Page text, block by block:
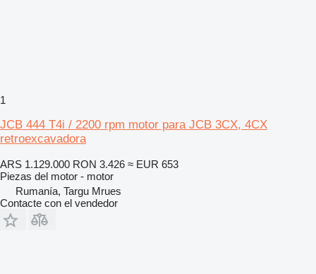
1
JCB 444 T4i / 2200 rpm motor para JCB 3CX, 4CX
retroexcavadora
ARS 1.129.000 RON 3.426 ≈ EUR 653
Piezas del motor - motor
Rumanía, Targu Mrues
Contacte con el vendedor